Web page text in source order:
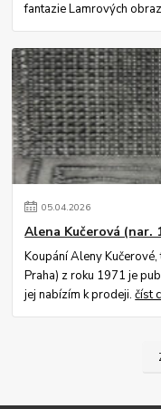
fantazie Lamrových
05.04.2026
Alena Kučerová (nar.
Koupání Aleny
Praha) z roku 1971 je
jej nabízím k prodeji.číst